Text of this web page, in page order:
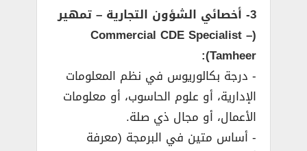
3- أخصائي الشؤون التجارية – تمهير
(Commercial CDE Specialist –
Tamheer):
­- درجة بكالوريوس في نظم المعلومات
الإدارية، أو علوم الحاسوب، أو معلومات
الأعمال، أو مجال ذي صلة.
­- أساس متين في البرمجة (معرفة